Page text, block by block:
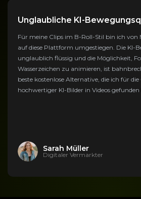
Unglaubliche KI-
Für meine Clips im B-Roll-Stil bin ich von
auf diese Plattform umgestiegen. Die KI-
unglaublich flüssig und die Möglichkeit,
Wasserzeichen zu animieren, ist
beste kostenlose Alternative, die ich für
hochwertiger KI-Bilder in Videos gefunden
Sarah Müller
Digitaler Vermarkter